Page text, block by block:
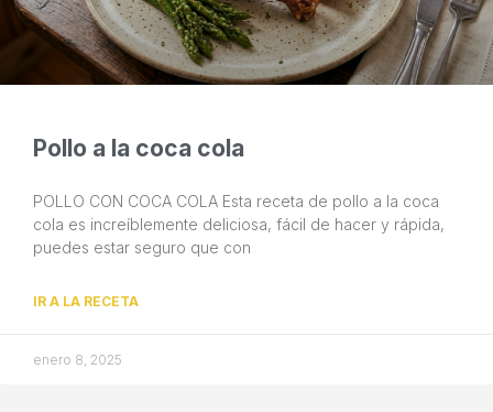
Pollo a la coca cola
POLLO CON COCA COLA Esta receta de pollo a la coca
cola es increíblemente deliciosa, fácil de hacer y rápida,
puedes estar seguro que con
IR A LA RECETA
enero 8, 2025